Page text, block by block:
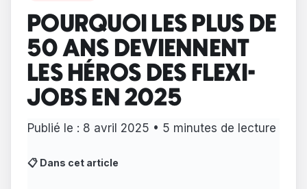
POURQUOI LES PLUS DE
50 ANS DEVIENNENT
LES HÉROS DES FLEXI-
JOBS EN 2025
Publié le : 8 avril 2025 • 5 minutes de lecture
📋 Dans cet article